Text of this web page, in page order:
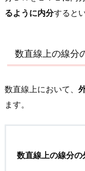
解
説
三
角
の
重
標
るように内分すると
数直線上の線分
数直線上において、
ます。
数直線上の線分の